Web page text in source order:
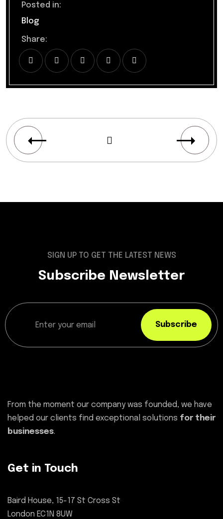
Posted in:
Blog
Share:
SIGN UP TO GET THE LATEST NEWS
Subscribe Newsletter
Subscribe
From the moment our company was founded, we have
helped our clients find exceptional solutions for their
businesses.
Get in Touch
Baird House, 15-17 St Cross St
London EC1N 8UW